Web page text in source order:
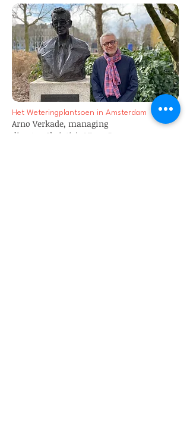
Het Weteringplantsoen in Amsterdam
Arno Verkade, managing
director
Christie's NL en D >